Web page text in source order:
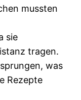
mussten
sie
tragen.
was
Rezepte